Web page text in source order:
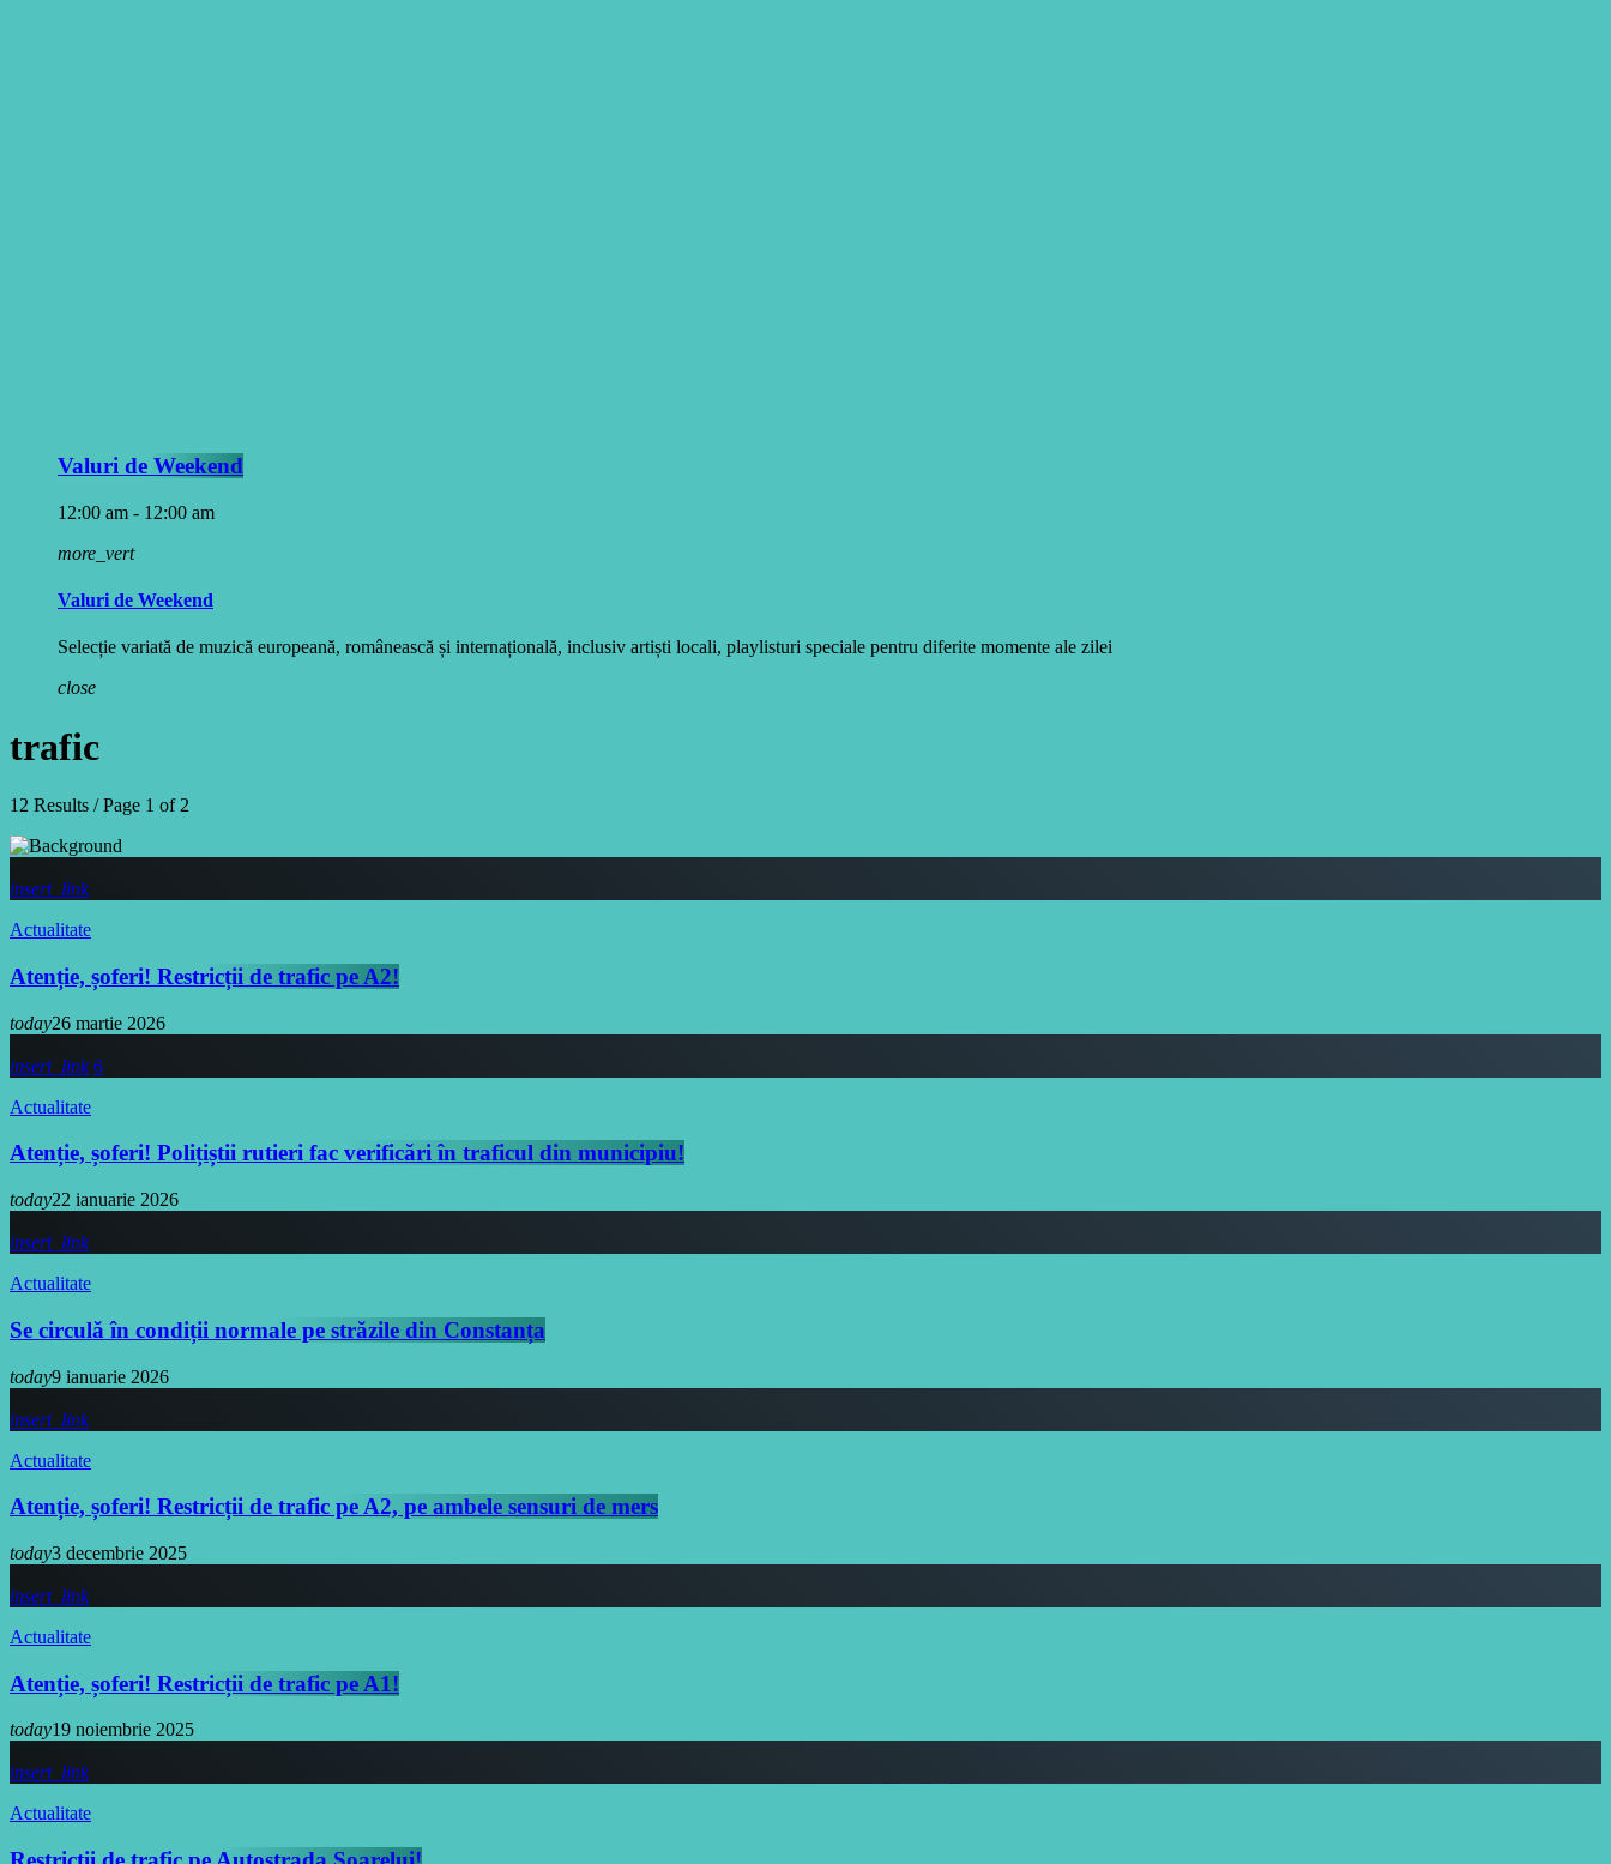
Valuri de Weekend
12:00 am - 12:00 am
more_vert
Valuri de Weekend
Selecție variată de muzică europeană, românească și internațională, inclusiv artiști locali, playlisturi speciale pentru diferite momente ale zilei
close
trafic
12 Results / Page 1 of 2
insert_link
Actualitate
Atenție, șoferi! Restricții de trafic pe A2!
today26 martie 2026
insert_link 6
Actualitate
Atenție, șoferi! Polițiștii rutieri fac verificări în traficul din municipiu!
today22 ianuarie 2026
insert_link
Actualitate
Se circulă în condiții normale pe străzile din Constanța
today9 ianuarie 2026
insert_link
Actualitate
Atenție, șoferi! Restricții de trafic pe A2, pe ambele sensuri de mers
today3 decembrie 2025
insert_link
Actualitate
Atenție, șoferi! Restricții de trafic pe A1!
today19 noiembrie 2025
insert_link
Actualitate